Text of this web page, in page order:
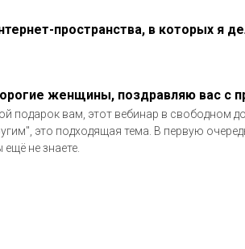
пространства, в которых я
женщины, поздравляю вас с
подарок вам, этот вебинар в свободном
это подходящая тема. В первую
ещё не знаете.